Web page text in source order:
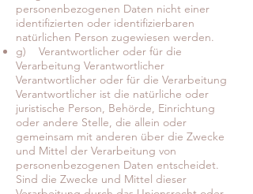
personenbezogenen Daten nicht einer
identifizierten oder identifizierbaren
natürlichen Person zugewiesen werden.
g) Verantwortlicher oder für die
Verarbeitung Verantwortlicher
Verantwortlicher oder für die Verarbeitung
Verantwortlicher ist die natürliche oder
juristische Person, Behörde, Einrichtung
oder andere Stelle, die allein oder
gemeinsam mit anderen über die Zwecke
und Mittel der Verarbeitung von
personenbezogenen Daten entscheidet.
Sind die Zwecke und Mittel dieser